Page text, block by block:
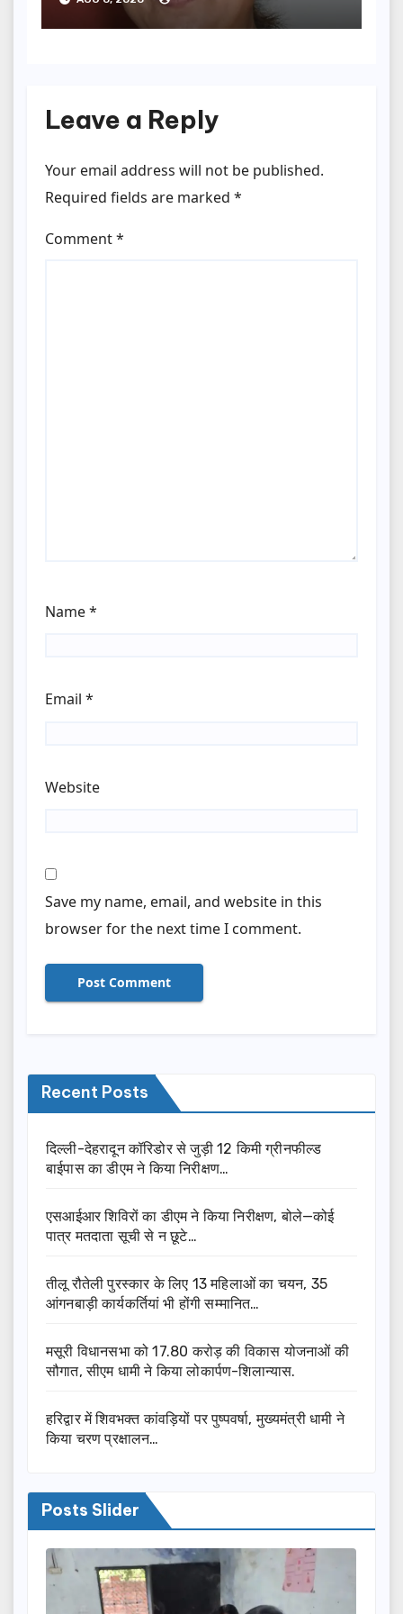
Leave a Reply
Your email address will not be published.
Required fields are marked *
Comment*
Name*
Email *
Website
Save my name, email, and website in this
browser for the next time I comment.
Recent Posts
दिल्ली-देहरादून कॉरिडोर से जुड़ी 12 किमी ग्रीनफील्ड
बाईपास का डीएम ने किया निरीक्षण…
एसआईआर शिविरों का डीएम ने किया निरीक्षण, बोले—कोई
पात्र मतदाता सूची से न छूटे…
तीलू रौतेली पुरस्कार के लिए 13 महिलाओं का चयन, 35
आंगनबाड़ी कार्यकर्तियां भी होंगी सम्मानित…
मसूरी विधानसभा को 17.80 करोड़ की विकास योजनाओं की
सौगात, सीएम धामी ने किया लोकार्पण-शिलान्यास.
हरिद्वार में शिवभक्त कांवड़ियों पर पुष्पवर्षा, मुख्यमंत्री धामी ने
किया चरण प्रक्षालन…
Posts Slider